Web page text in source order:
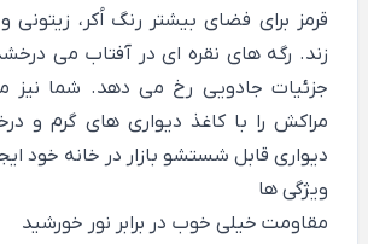
قرمز برای فضای بیشتر رنگ اُکر، زیتونی
زند. رگه های نقره ای در آفتاب می
جزئیات جادویی رخ می دهد. شما نیز
مراکش را با کاغذ دیواری های گرم و
دیواری قابل شستشو بازار در خانه خود
ویژگی ها
مقاومت خیلی خوب در برابر نور خورشید